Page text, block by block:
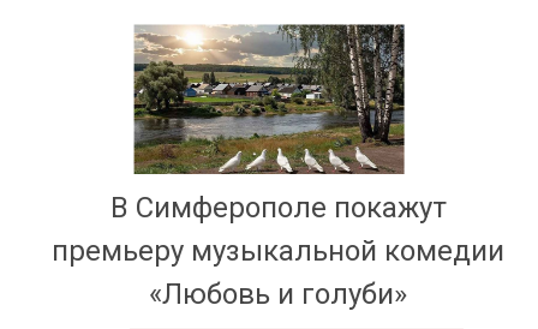
В Симферополе покажут
премьеру музыкальной комедии
«Любовь и голуби»